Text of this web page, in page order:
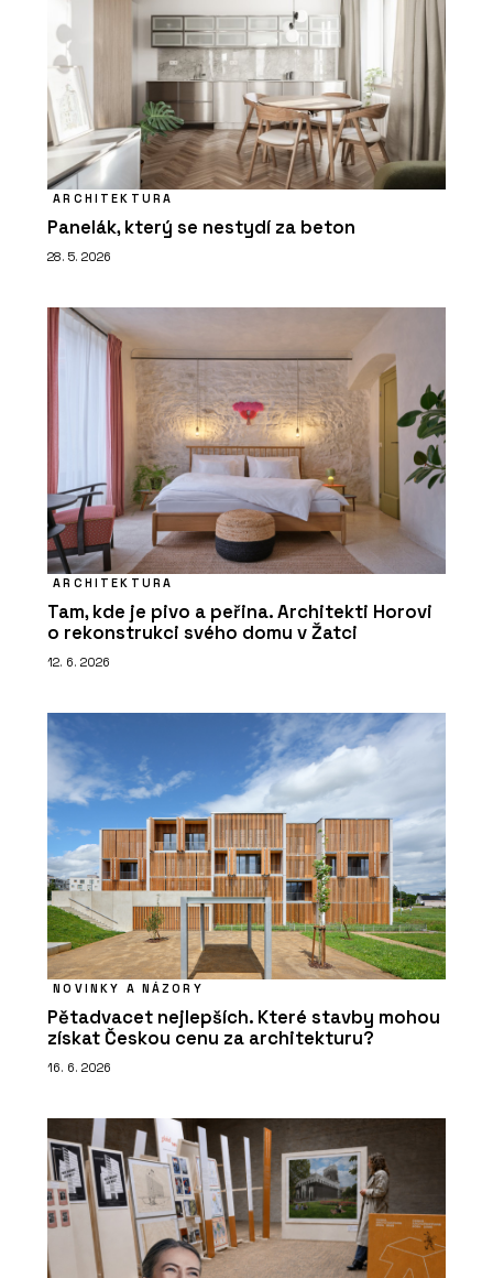
ARCHITEKTURA
Panelák, který se nestydí za beton
28. 5. 2026
ARCHITEKTURA
Tam, kde je pivo a peřina. Architekti Horovi
o rekonstrukci svého domu v Žatci
12. 6. 2026
NOVINKY A NÁZORY
Pětadvacet nejlepších. Které stavby mohou
získat Českou cenu za architekturu?
16. 6. 2026